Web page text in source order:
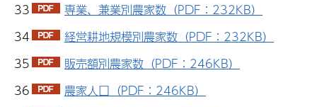
33
専業、兼業別農家数（PDF：232KB）
34
経営耕地規模別農家数（PDF：232KB）
35
販売額別農家数（PDF：246KB）
36
農家人口（PDF：246KB）